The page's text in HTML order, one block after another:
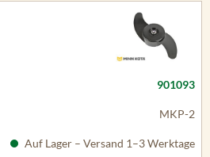
901093
MKP-2
Auf Lager – Versand 1–3 Werktage